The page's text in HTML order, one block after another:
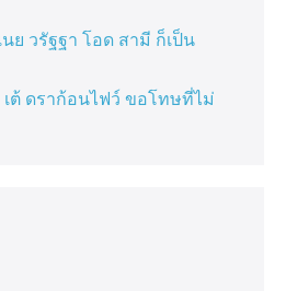
นย วรัฐฐา โอด สามี ก็เป็น
ต้ ดราก้อนไฟว์ ขอโทษที่ไม่